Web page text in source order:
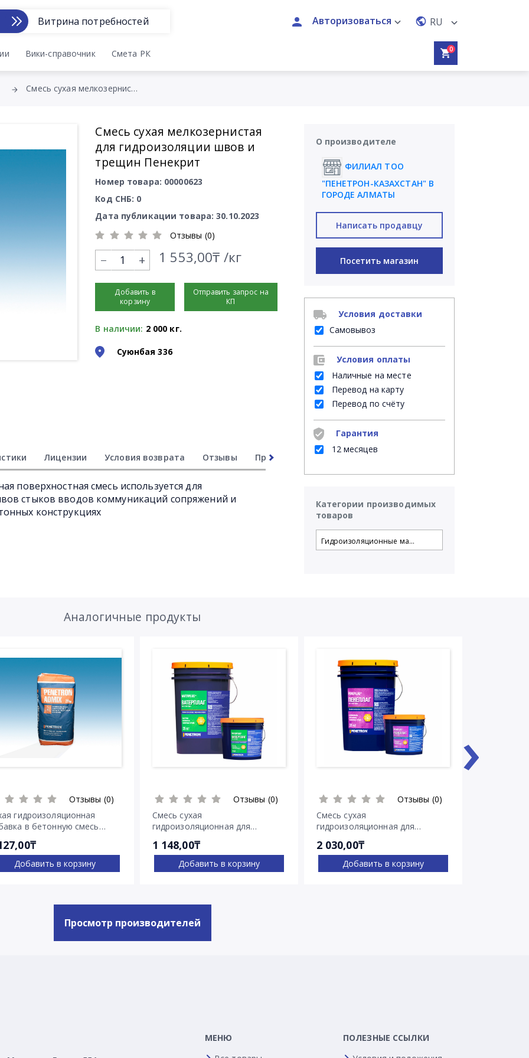
Витрина потребностей Авторизоваться RU
Вики-справочник Смета РК 0
Смесь сухая мелкозернистая для гидроизоляции швов и трещин Пенекрит
Смесь сухая мелкозернистая
для гидроизоляции швов и
трещин Пенекрит
Номер товара: 00000623
Код СНБ: 0
Дата публикации товара: 30.10.2023
Отзывы (0)
+ 1 553,00₸ /кг
Добавить в
корзину
Отправить запрос на
КП
В наличии: 2 000 кг.
Суюнбая 336
Лицензии Условия возврата Отзывы Прочее Часто задаваемые вопросы
поверхностная смесь используется для
стыков вводов коммуникаций сопряжений и
конструкциях
О производителе
ФИЛИАЛ ТОО
"ПЕНЕТРОН-КАЗАХСТАН" В
ГОРОДЕ АЛМАТЫ
Написать продавцу
Посетить магазин
Условия доставки
Самовывоз
Условия оплаты
Наличные на месте
Перевод на карту
Перевод по счёту
Гарантия
12 месяцев
Категории производимых
товаров
Гидроизоляционные ма...
Аналогичные продукты
Отзывы (0)
гидроизоляционная
в бетонную смесь
Добавить в корзину
Отзывы (0)
Смесь сухая
гидроизоляционная для
Ватерплаг
1 148,00₸
Добавить в корзину
Отзывы (0)
Смесь сухая
гидроизоляционная для
Пенеплаг
2 030,00₸
Добавить в корзину
›
Просмотр производителей
МЕНЮ
ПОЛЕЗНЫЕ ССЫЛКИ